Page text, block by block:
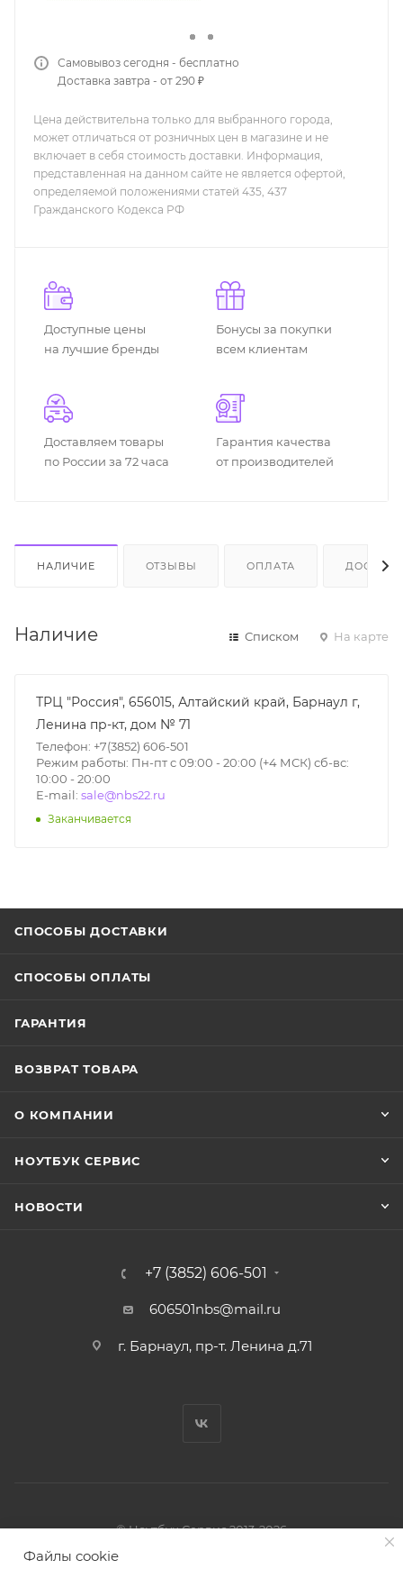
Самовывоз сегодня - бесплатно
Доставка завтра - от 290 ₽
Цена действительна только для выбранного города,
может отличаться от розничных цен в магазине и не
включает в себя стоимость доставки. Информация,
представленная на данном сайте не является офертой,
определяемой положениями статей 435, 437
Гражданского Кодекса РФ
Доступные цены
на лучшие бренды
Бонусы за покупки
всем клиентам
Доставляем товары
по России за 72 часа
Гарантия качества
от производителей
НАЛИЧИЕ ОТЗЫВЫ ОПЛАТА
Наличие Списком На карте
ТРЦ "Россия", 656015, Алтайский край, Барнаул г,
Ленина пр-кт, дом № 71
Телефон: +7(3852) 606-501
Режим работы: Пн-пт с 09:00 - 20:00 (+4 МСК) сб-вс:
10:00 - 20:00
E-mail: sale@nbs22.ru
Заканчивается
СПОСОБЫ ДОСТАВКИ
СПОСОБЫ ОПЛАТЫ
ГАРАНТИЯ
ВОЗВРАТ ТОВАРА
О КОМПАНИИ
НОУТБУК СЕРВИС
НОВОСТИ
+7 (3852) 606-501
606501nbs@mail.ru
г. Барнаул, пр-т. Ленина д.71
© Ноутбук Сервис 2013-2026
Интернет-магазин запчастей и аксессуаров
Файлы cookie